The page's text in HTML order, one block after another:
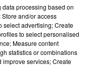
d’une
16 ans
processing based on
and/or access
select advertising; Create
to select personalised
Measure content
statistics or combinations
improve services; Create